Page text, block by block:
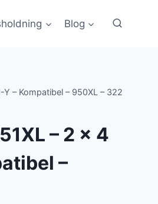
Blog
– Kompatibel – 950XL – 322
– 2 x 4
–